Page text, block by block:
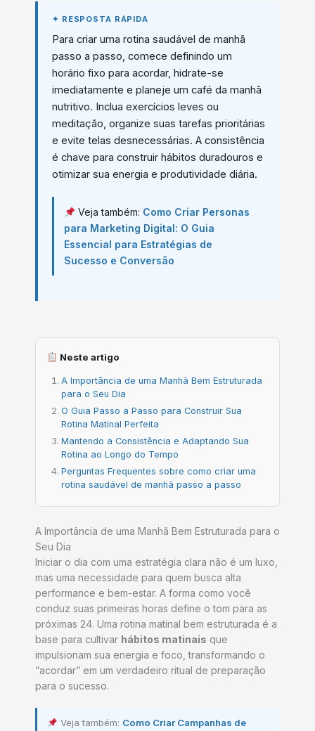
Para criar uma rotina saudável de manhã
passo a passo, comece definindo um
horário fixo para acordar, hidrate-se
imediatamente e planeje um café da manhã
nutritivo. Inclua exercícios leves ou
meditação, organize suas tarefas prioritárias
e evite telas desnecessárias. A consistência
é chave para construir hábitos duradouros e
otimizar sua energia e produtividade diária.
Veja também: Como Criar Personas
para Marketing Digital: O Guia
Essencial para Estratégias de
Sucesso e Conversão
Neste artigo
A Importância de uma Manhã Bem Estruturada
para o Seu Dia
O Guia Passo a Passo para Construir Sua
Rotina Matinal Perfeita
Mantendo a Consistência e Adaptando Sua
Rotina ao Longo do Tempo
Perguntas Frequentes sobre como criar uma
rotina saudável de manhã passo a passo
A Importância de uma Manhã Bem Estruturada para o
Seu Dia
Iniciar o dia com uma estratégia clara não é um luxo,
mas uma necessidade para quem busca alta
performance e bem-estar. A forma como você
conduz suas primeiras horas define o tom para as
próximas 24. Uma rotina matinal bem estruturada é a
base para cultivar hábitos matinais que
impulsionam sua energia e foco, transformando o
“acordar” em um verdadeiro ritual de preparação
para o sucesso.
Veja também: Como Criar Campanhas de